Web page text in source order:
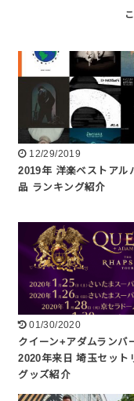
12/29/2019
2019年 洋楽ベストアル
品 ランキング紹介
01/30/2020
クイーン+アダムランバ
2020年来日 埼玉セット
グッズ紹介